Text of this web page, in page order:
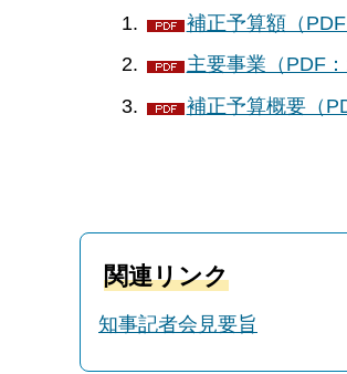
補正予算額（PDF
主要事業（PDF：
補正予算概要（
関連リンク
知事記者会見要旨